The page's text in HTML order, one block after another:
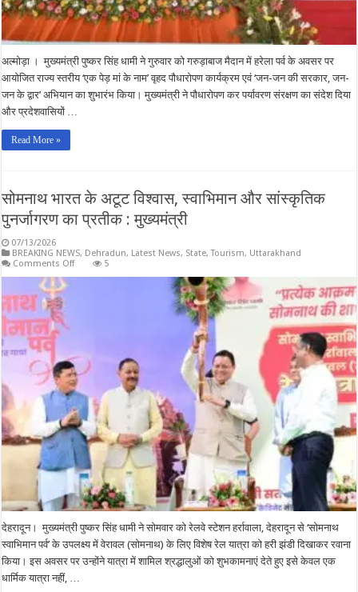
अल्मोड़ा । मुख्यमंत्री पुष्कर सिंह धामी ने गुरुवार को गरुड़ाबाज मैदान में हरेला पर्व के अवसर पर
आयोजित राज्य स्तरीय ‘एक पेड़ मां के नाम’ वृहद पौधारोपण कार्यक्रम एवं ‘जन-जन की सरकार, जन-
जन के द्वार’ अभियान का शुभारंभ किया। मुख्यमंत्री ने पौधारोपण कर पर्यावरण संरक्षण का संदेश दिया
और प्रदेशवासियों …
Read More »
सोमनाथ भारत के अटूट विश्वास, स्वाभिमान और सांस्कृतिक
पुनर्जागरण का प्रतीक : मुख्यमंत्री
07/13/2026
BREAKING NEWS, Dehradun, Latest News, State,Tourism, Uttarakhand
Comments Offon
पुनर्जागरण
का
प्रतीक
:
मुख्यमंत्री
5
देहरादून। मुख्यमंत्री पुष्कर सिंह धामी ने सोमवार को रेलवे स्टेशन हर्रावाला, देहरादून से ‘सोमनाथ
स्वाभिमान पर्व’ के उपलक्ष्य में वेरावल (सोमनाथ) के लिए विशेष रेल यात्रा को हरी झंडी दिखाकर रवाना
किया। इस अवसर पर उन्होंने यात्रा में शामिल श्रद्धालुओं को शुभकामनाएं देते हुए इसे केवल एक
धार्मिक यात्रा नहीं, …